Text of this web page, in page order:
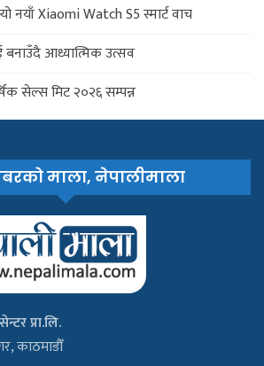
नयाँ Xiaomi Watch S5 स्मार्ट वाच
बनाउँदै आध्यात्मिक उत्सव
सेल्स मिट २०२६ सम्पन्न
माला, नेपालीमाला
प्रा.लि.
काठमाडौँ